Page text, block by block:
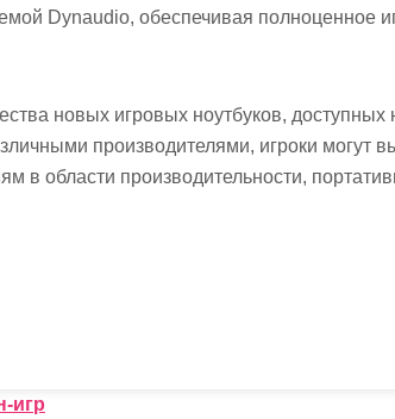
Dynaudio, обеспечивая полноценное
новых игровых ноутбуков, доступных
производителями, игроки могут
в области производительности,
игр